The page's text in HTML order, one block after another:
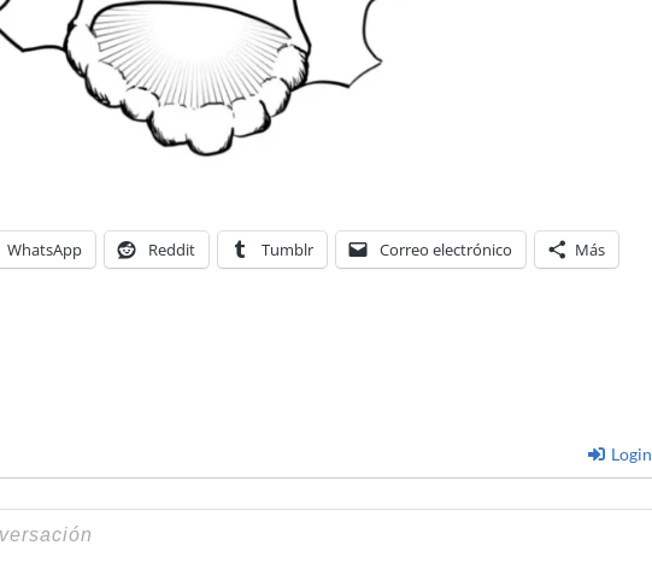
WhatsApp Reddit Tumblr Correo electrónico Más
Login